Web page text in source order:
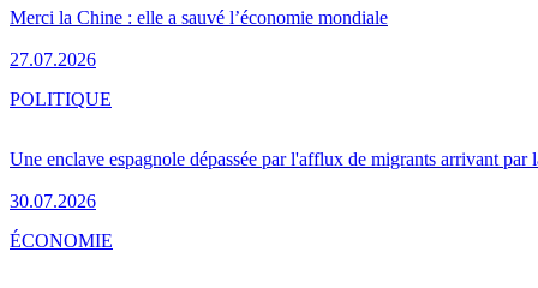
Merci la Chine : elle a sauvé l’économie mondiale
27.07.2026
Une enclave espagnole dépassée par l'afflux de migrants arrivant par
30.07.2026
POLITIQUE
ÉCONOMIE